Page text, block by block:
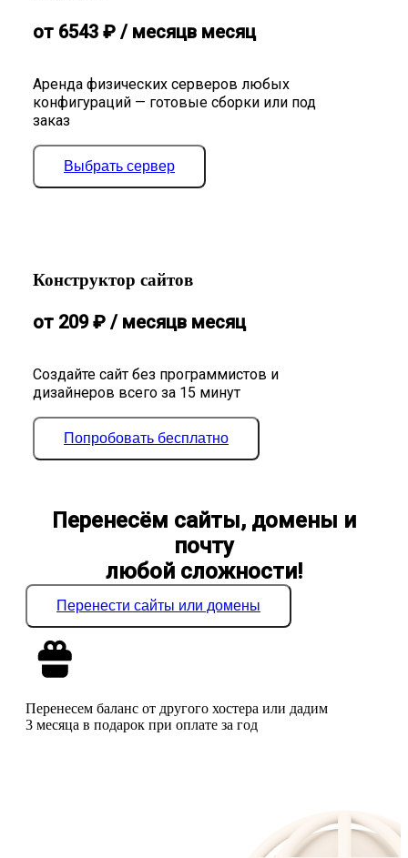
Аренда физических серверов любых
конфигураций — готовые сборки или под
заказ
от 6543 ₽ / месяцв месяц
Выбрать сервер
Конструктор сайтов
Создайте сайт без программистов и
дизайнеров всего за 15 минут
от 209₽ / месяцв месяц
Попробовать бесплатно
Перенесём сайты, домены и
почту
любой сложности!
Перенести сайты или домены
Перенесем баланс от другого хостера или дадим
3 месяца в подарок при оплате за год